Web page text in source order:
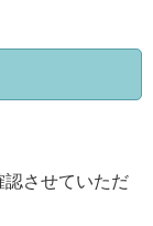
認させていただ